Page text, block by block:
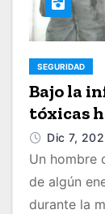
SEGURIDAD
Bajo la
tóxicas
Dic 7,
Un hombre
de algún
durante la